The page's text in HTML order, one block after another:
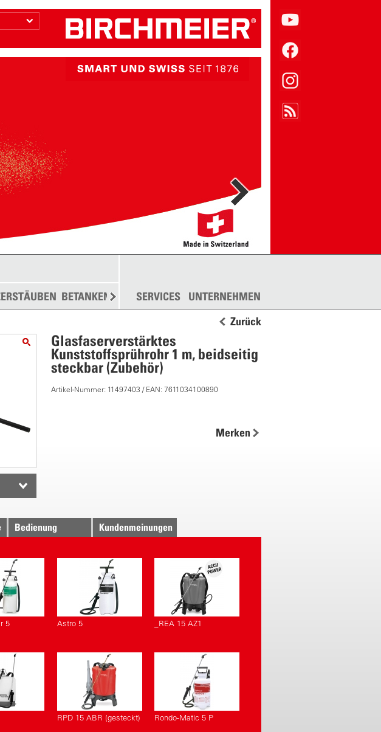
BETANKEN STREUEN WEITERE
SERVICES UNTERNEHMEN
Zurück
Glasfaserverstärktes
Kunststoffsprührohr 1 m, beidseitig
steckbar (Zubehör)
Artikel-Nummer: 11497403 / EAN: 7611034100890
Merken
Bedienung Kundenmeinungen
5 Astro 5 _REA 15 AZ1
RPD 15 ABR (gesteckt) Rondo-Matic 5 P